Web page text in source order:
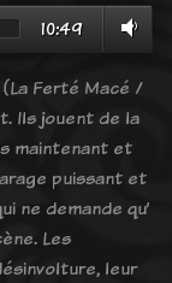
10:49
Ferté Macé /
Ils jouent de la
maintenant et
puissant et
ne demande qu’
Les
leur